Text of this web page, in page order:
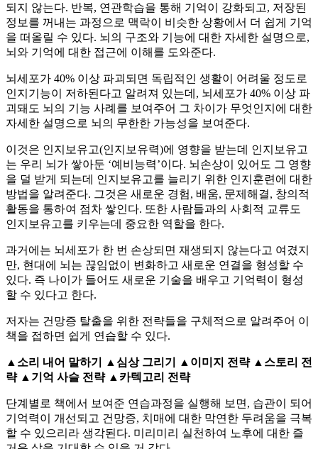
되지 않는다. 반복, 연관학습을 통해 기억이 강화되고, 저장된
정보를 꺼내는 과정으로 맥락이 비슷한 상황에서 더 쉽게 기억
을 떠올릴 수 있다. 뇌의 구조와 기능에 대한 자세한 설명으로,
뇌와 기억에 대한 접근에 이해를 도와준다.
뇌세포가 40% 이상 파괴되면 독립적인 생활이 어려울 정도로
인지기능이 저하된다고 알려져 있는데, 뇌세포가 40% 이상 파
괴돼도 뇌의 기능 사례를 보여주어 그 차이가 무엇인지에 대한
자세한 설명으로 뇌의 무한한 가능성을 보여준다.
이것은 인지보유고(인지보유력)에 영향을 받는데 인지보유고
는 우리 뇌가 쌓아둔 ‘예비능력’이다. 뇌손상이 있어도 그 영향
을 덜 받게 되는데 인지보유고를 늘리기 위한 인지훈련에 대한
방법을 알려준다. 그것은 새로운 경험, 배움, 문제해결, 창의적
활동을 통하여 점차 쌓인다. 또한 사람들과의 사회적 교류도
인지보유고를 키우는데 중요한 역할을 한다.
과거에는 뇌세포가 한 번 손상되면 재생되지 않는다고 여겼지
만, 현대에 뇌는 끊임없이 변화하고 새로운 연결을 형성할 수
있다. 즉 나이가 들어도 새로운 기술을 배우고 기억력이 형성
할 수 있다고 한다.
저자는 건망증 탈출을 위한 전략들을 구체적으로 알려주어 이
책을 접하면 쉽게 연습할 수 있다.
▲소리 내어 말하기 ▲심상 그리기 ▲이미지 전략 ▲스토리 전
략 ▲기억 사슬 전략 ▲카텍고리 전략
단계별로 책에서 보여준 연습과정을 실행해 보면, 습관이 되어
기억력이 개선되고 건망증, 치매에 대한 막연한 두려움을 극복
할 수 있으리라 생각된다. 미리미리 실천하여 노후에 대한 즐